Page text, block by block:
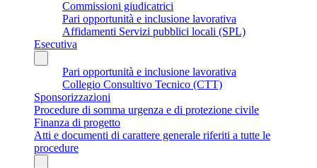
Commissioni giudicatrici
Pari opportunità e inclusione lavorativa
Affidamenti Servizi pubblici locali (SPL)
Esecutiva
Pari opportunità e inclusione lavorativa
Collegio Consultivo Tecnico (CTT)
Sponsorizzazioni
Procedure di somma urgenza e di protezione civile
Finanza di progetto
Atti e documenti di carattere generale riferiti a tutte le
procedure